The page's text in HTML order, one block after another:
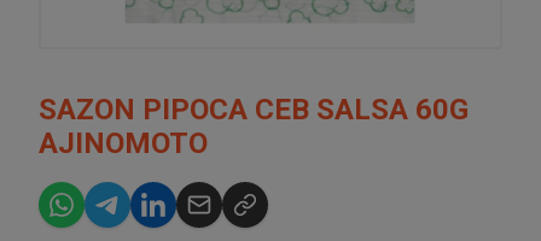
SAZON PIPOCA CEB SALSA 60G
AJINOMOTO